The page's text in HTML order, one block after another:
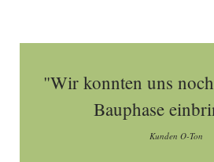
"Wir konnten uns
Bauphase
Kunden O-Ton